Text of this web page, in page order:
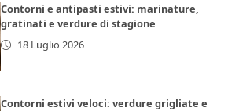
Contorni e antipasti estivi: marinature,
gratinati e verdure di stagione
18 Luglio 2026
Contorni estivi veloci: verdure grigliate e